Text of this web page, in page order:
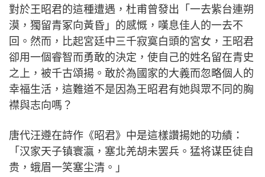
對於王昭君的這種遭遇，杜甫曾發出「一去紫台連朔
漠，獨留青冢向黃昏」的感慨，嘆息佳人的一去不
回。然而，比起宮廷中三千寂寞白頭的宮女，王昭君
卻用一個睿智而勇敢的決定，使自己的姓名留在青史
之上，被千古頌揚。敢於為國家的大義而忽略個人的
幸福生活，這難道不是因為王昭君有她與眾不同的胸
襟與志向嗎？
唐代汪遵在詩作《昭君》中是這樣讚揚她的功績：
「汉家天子镇寰瀛，塞北羌胡未罢兵。猛将谋臣徒自
贵，蛾眉一笑塞尘清。」